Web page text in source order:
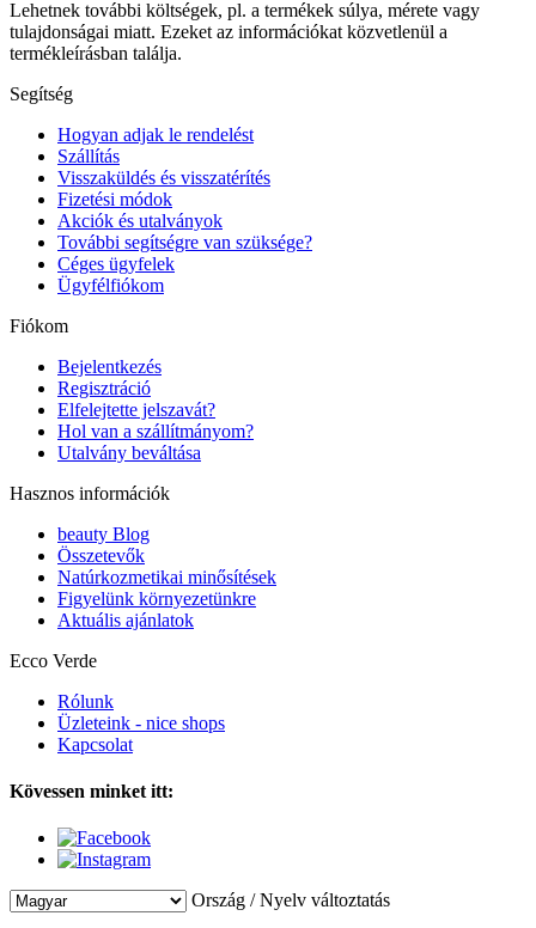
Lehetnek további költségek, pl. a termékek súlya, mérete vagy
tulajdonságai miatt. Ezeket az információkat közvetlenül a
termékleírásban találja.
Segítség
Hogyan adjak le rendelést
Szállítás
Visszaküldés és visszatérítés
Fizetési módok
Akciók és utalványok
További segítségre van szüksége?
Céges ügyfelek
Ügyfélfiókom
Fiókom
Bejelentkezés
Regisztráció
Elfelejtette jelszavát?
Hol van a szállítmányom?
Utalvány beváltása
Hasznos információk
beauty Blog
Összetevők
Natúrkozmetikai minősítések
Figyelünk környezetünkre
Aktuális ajánlatok
Ecco Verde
Rólunk
Üzleteink - nice shops
Kapcsolat
Kövessen minket itt:
Ország / Nyelv változtatás